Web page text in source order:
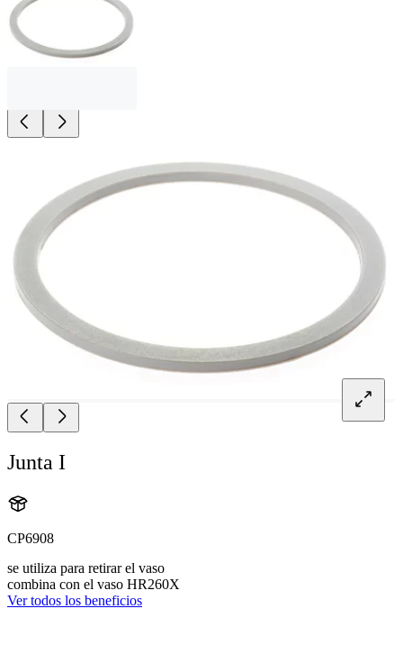
Junta I
CP6908
se utiliza para retirar el vaso
combina con el vaso HR260X
Ver todos los beneficios